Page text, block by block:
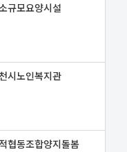
규모요양시설
시노인복지관
협동조합양지돌봄